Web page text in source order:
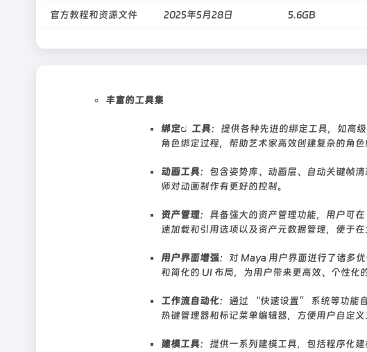
官方教程和资源文件 2025年5月28日 5.6GB
丰富的工具集
绑定 工具：提供各种先进的绑定工具，如高
角色绑定过程，帮助艺术家高效创建复杂的角色
动画工具：包含姿势库、动画层、自动关键帧
师对动画制作有更好的控制。
资产管理：具备强大的资产管理功能，用户可
速加载和引用选项以及资产元数据管理，便于
用户界面增强：对 Maya 用户界面进行了诸多
和简化的 UI 布局，为用户带来更高效、个性化
工作流自动化：通过 “快速设置” 系统等功能
热键管理器和标记菜单编辑器，方便用户自定义
建模工具：提供一系列建模工具，包括程序化